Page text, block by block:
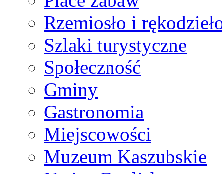
Rzemiosło i
Szlaki turystyczne
Społeczność
Gminy
Gastronomia
Miejscowości
Muzeum Kaszubskie